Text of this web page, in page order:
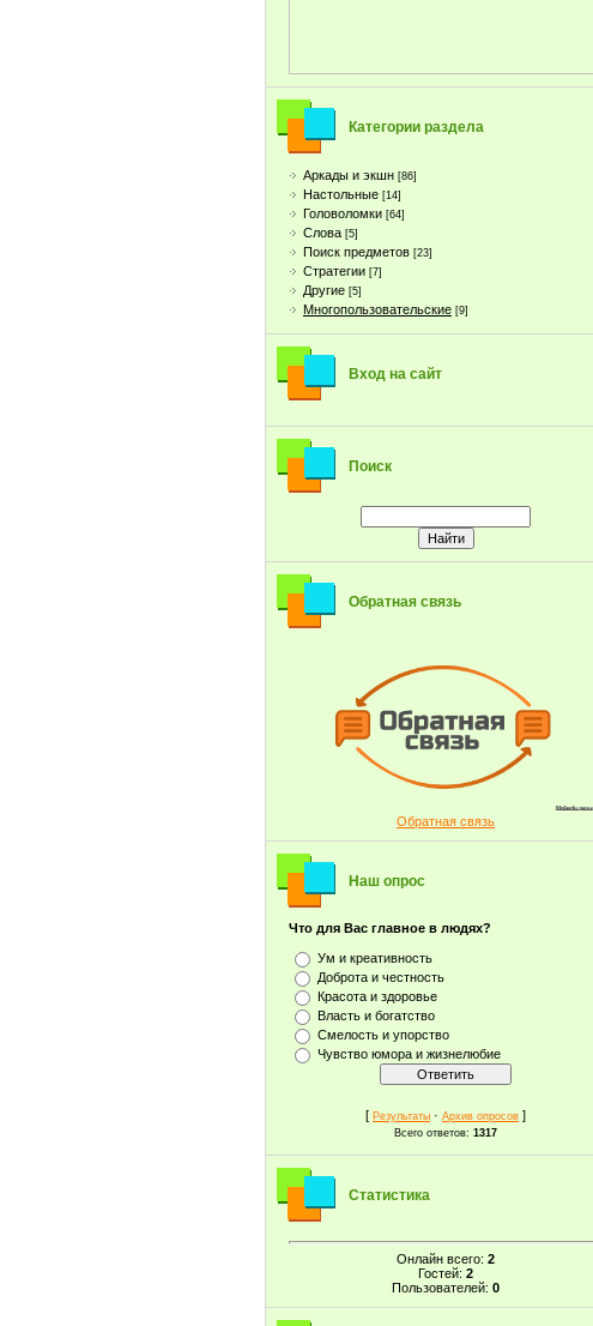
Категории раздела
Аркады и экшн [86]
Настольные [14]
Головоломки [64]
Слова [5]
Поиск предметов [23]
Стратегии [7]
Другие [5]
Многопользовательские [9]
Вход на сайт
Поиск
Обратная связь
Обратная связь
Наш опрос
Что для Вас главное в людях?
Ум и креативность
Доброта и честность
Красота и здоровье
Власть и богатство
Смелость и упорство
Чувство юмора и жизнелюбие
[ Результаты · Архив опросов ]
Всего ответов: 1317
Статистика
Онлайн всего: 2
Гостей: 2
Пользователей: 0